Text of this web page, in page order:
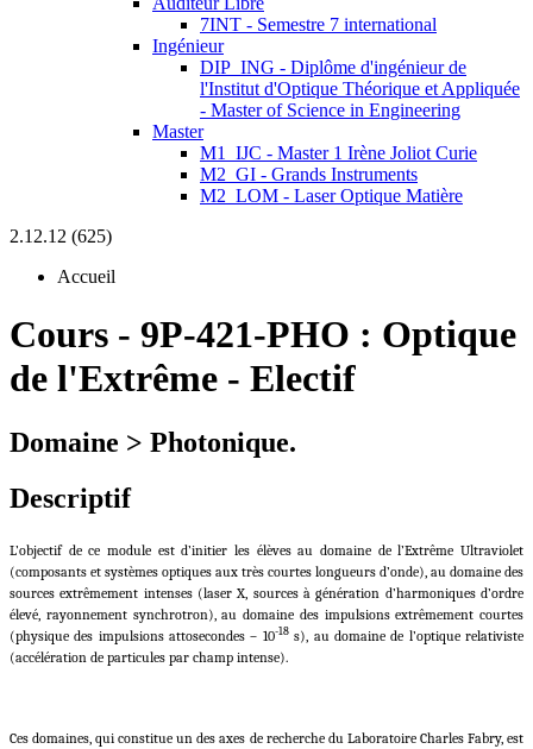
7INT - Semestre 7 international
Ingénieur
DIP_ING - Diplôme d'ingénieur de
l'Institut d'Optique Théorique et Appliquée
- Master of Science in Engineering
Master
M1_IJC - Master 1 Irène Joliot Curie
M2_GI - Grands Instruments
M2_LOM - Laser Optique Matière
2.12.12 (625)
Accueil
Cours - 9P-421-PHO : Optique
de l'Extrême - Electif
Domaine > Photonique.
Descriptif
L’objectif de ce module est d’initier les élèves au domaine de l’Extrême Ultraviolet
(composants et systèmes optiques aux très courtes longueurs d’onde), au domaine des
sources extrêmement intenses (laser X, sources à génération d’harmoniques d’ordre
élevé, rayonnement synchrotron), au domaine des impulsions extrêmement courtes
(physique des impulsions attosecondes – 10-18s), au domaine de l’optique relativiste
(accélération de particules par champ intense).
Ces domaines, qui constitue un des axes de recherche du Laboratoire Charles Fabry, est